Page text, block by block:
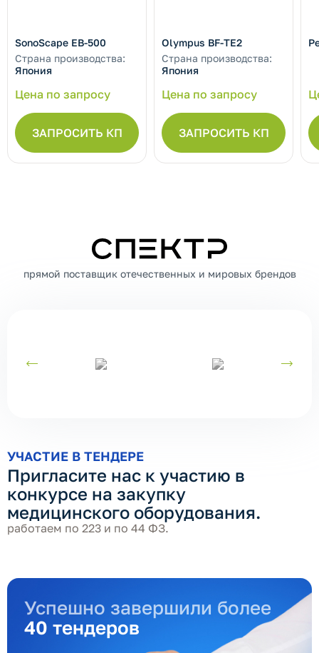
SonoScape EB-500
Страна производства:
Япония
Цена по запросу
ЗАПРОСИТЬ КП
Olympus BF-TE2
Страна производства:
Япония
Цена по запросу
ЗАПРОСИТЬ КП
СПЕКТР
прямой поставщик отечественных и мировых брендов
УЧАСТИЕ В ТЕНДЕРЕ
Пригласите нас к участию в
конкурсе на закупку
медицинского оборудования.
работаем по 223 и по 44 ФЗ.
Успешно завершили более
40 тендеров